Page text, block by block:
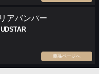
アバンパー
商品ページへ